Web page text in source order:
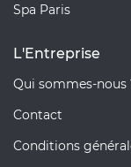
Spa Paris
L'Entreprise
Qui sommes-nous
Contact
Conditions